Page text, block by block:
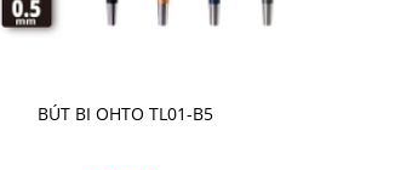
BÚT BI OHTO TL01-B5